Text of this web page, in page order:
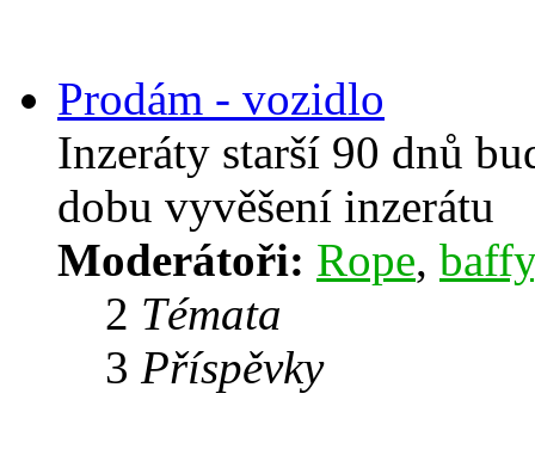
Prodám - vozidlo
Inzeráty starší 90 dnů
dobu vyvěšení inzerátu
Moderátoři: Rope, baffy
2 Témata
3 Příspěvky